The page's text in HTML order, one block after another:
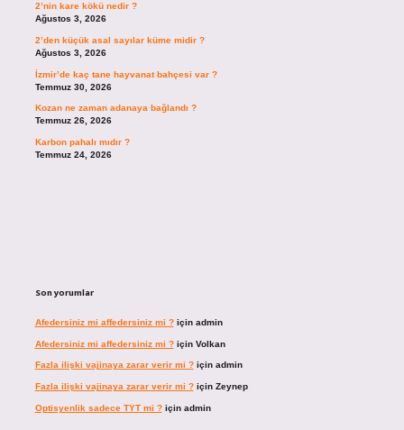
2’nin kare kökü nedir ?
Ağustos 3, 2026
2’den küçük asal sayılar küme midir ?
Ağustos 3, 2026
İzmir’de kaç tane hayvanat bahçesi var ?
Temmuz 30, 2026
Kozan ne zaman adanaya bağlandı ?
Temmuz 26, 2026
Karbon pahalı mıdır ?
Temmuz 24, 2026
Son yorumlar
Afedersiniz mi affedersiniz mi ?için admin
Afedersiniz mi affedersiniz mi ?için Volkan
Fazla ilişki vajinaya zarar verir mi ?için admin
Fazla ilişki vajinaya zarar verir mi ?için Zeynep
Optisyenlik sadece TYT mi ?için admin